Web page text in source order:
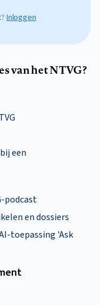
Inloggen
van het NTVG?
een
podcast
en dossiers
toepassing 'Ask